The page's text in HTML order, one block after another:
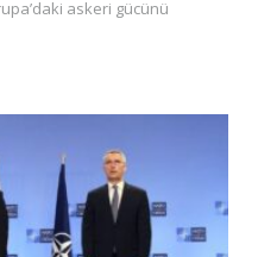
askeri gücünü